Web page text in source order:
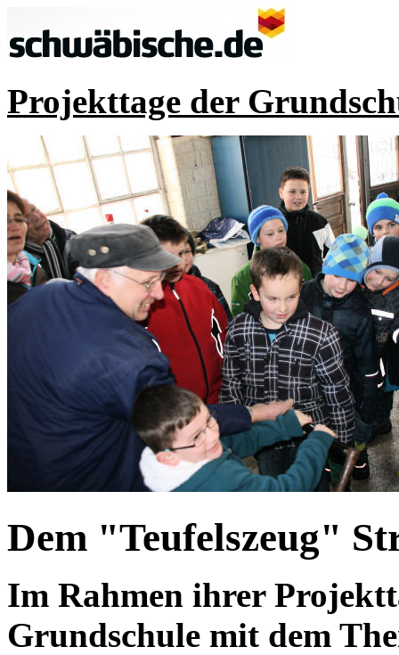
Projekttage der
Dem "Teufelszeug"
Im Rahmen ihrer
Grundschule mit dem